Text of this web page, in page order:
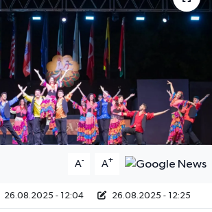
A- A+
26.08.2025 - 12:04 26.08.2025 - 12:25